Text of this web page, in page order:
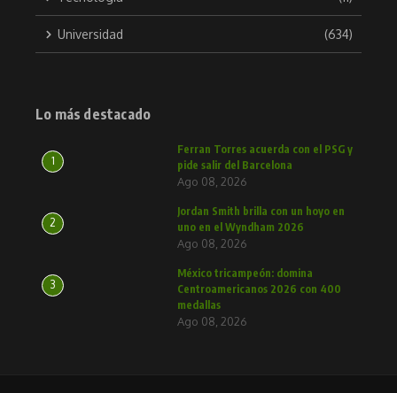
Universidad (634)
Lo más destacado
1
Ferran Torres acuerda con el PSG y
pide salir del Barcelona
Ago 08, 2026
2
Jordan Smith brilla con un hoyo en
uno en el Wyndham 2026
Ago 08, 2026
3
México tricampeón: domina
Centroamericanos 2026 con 400
medallas
Ago 08, 2026